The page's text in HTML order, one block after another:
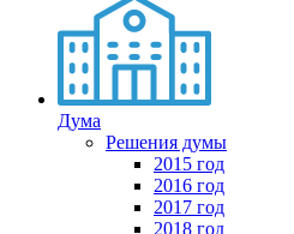
Дума
Решения думы
2015 год
2016 год
2017 год
2018 год